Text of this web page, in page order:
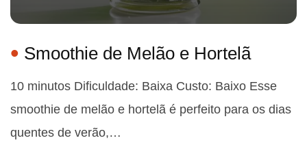
Smoothie de Melão e Hortelã
10 minutos Dificuldade: Baixa Custo: Baixo Esse
smoothie de melão e hortelã é perfeito para os dias
quentes de verão,…